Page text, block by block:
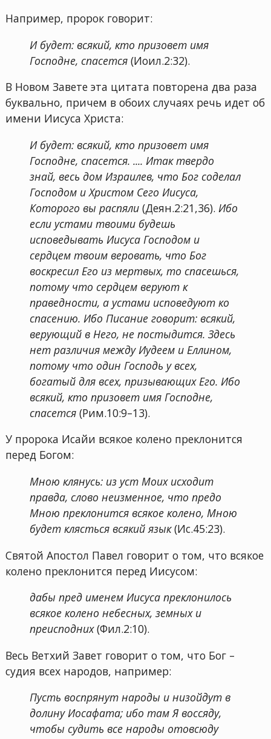
Например, пророк говорит:
И будет: всякий, кто призовет имя
Господне, спасется(Иоил.2:32).
В Новом Завете эта цитата повторена два раза
буквально, причем в обоих случаях речь идет об
имени Иисуса Христа:
И будет: всякий, кто призовет имя
Господне, спасется. .... Итак твердо
знай, весь дом Израилев, что Бог соделал
Господом и Христом Сего Иисуса,
Которого вы распяли(Деян.2:21,36). Ибо
если устами твоими будешь
исповедывать Иисуса Господом и
сердцем твоим веровать, что Бог
воскресил Его из мертвых, то спасешься,
потому что сердцем веруют к
праведности, а устами исповедуют ко
спасению. Ибо Писание говорит: всякий,
верующий в Него, не постыдится. Здесь
нет различия между Иудеем и Еллином,
потому что один Господь у всех,
богатый для всех, призывающих Его. Ибо
всякий, кто призовет имя Господне,
спасется(Рим.10:9–13).
У пророка Исайи всякое колено преклонится
перед Богом:
Мною клянусь: из уст Моих исходит
правда, слово неизменное, что предо
Мною преклонится всякое колено, Мною
будет клясться всякий язык(Ис.45:23).
Святой Апостол Павел говорит о том, что всякое
колено преклонится перед Иисусом:
дабы пред именем Иисуса преклонилось
всякое колено небесных, земных и
преисподних(Фил.2:10).
Весь Ветхий Завет говорит о том, что Бог –
судия всех народов, например:
Пусть воспрянут народы и низойдут в
долину Иосафата; ибо там Я воссяду,
чтобы судить все народы отовсюду